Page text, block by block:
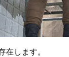
在します。